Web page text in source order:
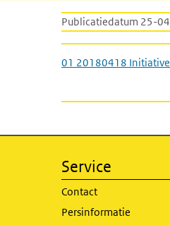
Publicatiedatum 25-
01 20180418
Service
Contact
Persinformatie